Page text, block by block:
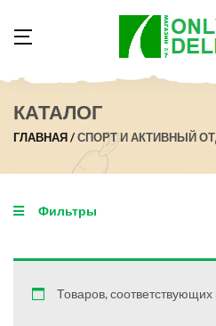
КАТАЛОГ
ГЛАВНАЯ СПОРТ И АКТИВНЫЙ
Фильтры
Товаров,